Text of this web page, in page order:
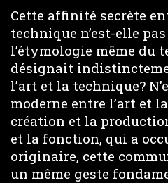
Cette affinité secrète
technique n’est-elle
l’étymologie même du
désignait
l’art et la technique?
moderne entre l’art et
création et la
et la fonction, qui a
originaire, cette
un même geste